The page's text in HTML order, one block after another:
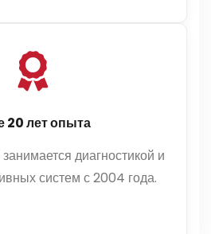
20 лет опыта
диагностикой и
систем с 2004 года.